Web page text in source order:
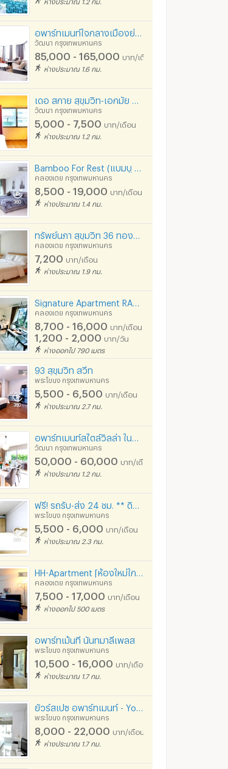
6,000 - 8,000 บาท/เดือน
คลองเตย กรุงเทพมหานคร
฿ 23,000 /เดือน
วัฒนา กรุงเทพมหานคร
85,000 - 165,000 บาท/เดือน
ห่างประมาณ 1.6 กม.
วัฒนา กรุงเทพมหานคร
5,000 - 7,500 บาท/เดือน
ห่างประมาณ 1.2 กม.
คลองเตย กรุงเทพมหานคร
8,500 - 19,000 บาท/เดือน
ห่างประมาณ 1.4 กม.
คลองเตย กรุงเทพมหานคร
7,200 บาท/เดือน
ห่างประมาณ 1.9 กม.
คลองเตย กรุงเทพมหานคร
8,700 - 16,000 บาท/เดือน
1,200 - 2,000 บาท/วัน
ห่างออกไป 790 เมตร
93 สุขุมวิท สวีท
พระโขนง กรุงเทพมหานคร
5,500 - 6,500 บาท/เดือน
ห่างประมาณ 2.7 กม.
วัฒนา กรุงเทพมหานคร
50,000 - 60,000 บาท/เดือน
ห่างประมาณ 1.2 กม.
พระโขนง กรุงเทพมหานคร
5,500 - 6,000 บาท/เดือน
ห่างประมาณ 2.3 กม.
คลองเตย กรุงเทพมหานคร
7,500 - 17,000 บาท/เดือน
ห่างออกไป 500 เมตร
อพาร์ทเม้นที นันทมาลีเพลส
พระโขนง กรุงเทพมหานคร
10,500 - 16,000 บาท/เดือน
ห่างประมาณ 1.7 กม.
พระโขนง กรุงเทพมหานคร
8,000 - 22,000 บาท/เดือน
ห่างประมาณ 1.7 กม.